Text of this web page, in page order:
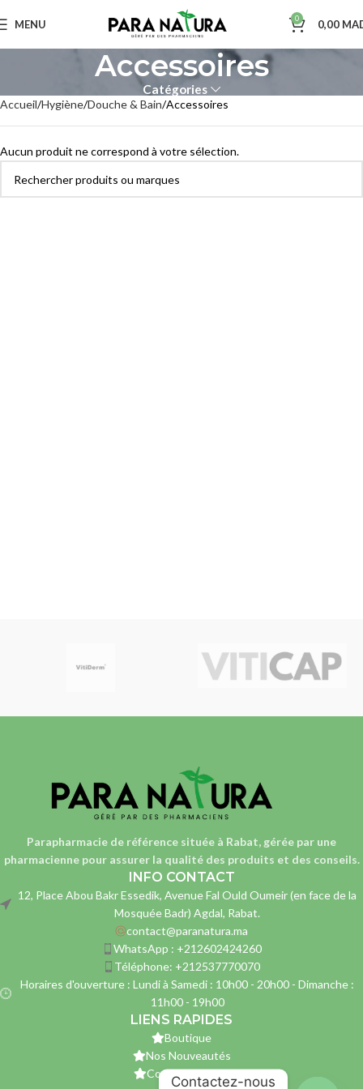
MENU 0 0,00
Accessoires
Catégories
Accueil Hygiène Douche & Bain Accessoires
Aucun produit ne correspond à votre sélection.
Parapharmacie de référence située à Rabat, gérée par une
pharmaciennepour assurer la qualité des produits et des conseils.
INFO CONTACT
12, Place Abou Bakr Essedik, Avenue Fal Ould Oumeir (en face de la
Mosquée Badr) Agdal, Rabat.
contact@paranatura.ma
WhatsApp : +212602424260
Téléphone: +212537770070
Horaires d'ouverture : Lundi à Samedi : 10h00 - 20h00 - Dimanche :
11h00 - 19h00
LIENS RAPIDES
Boutique
Nos Nouveautés
Contactez-nous
Contactez-nous